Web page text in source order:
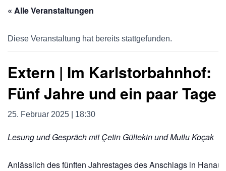
« Alle Veranstaltungen
Diese Veranstaltung hat bereits stattgefunden.
Extern | Im Karlstorbahnhof:
Fünf Jahre und ein paar Tage
25. Februar 2025 | 18:30
Lesung und Gespräch mit Çetin Gültekin und Mutlu Koçak
Anlässlich des fünften Jahrestages des Anschlags in Hanau